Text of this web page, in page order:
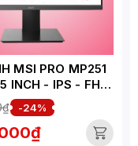
MSI PRO MP251
INCH - IPS - FHD
1MS)
-24%